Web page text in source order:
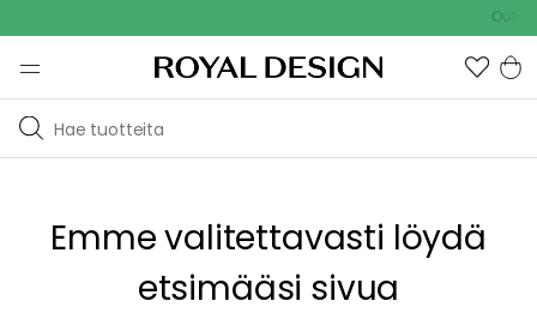
Emme valitettavasti löydä
etsimääsi sivua